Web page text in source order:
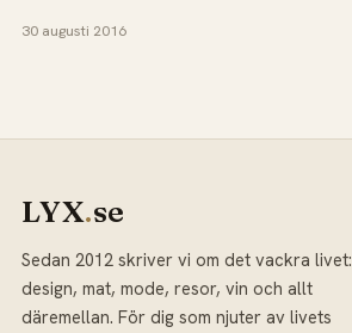
30 augusti 2016
LYX.se
Sedan 2012 skriver vi om det vackra livet:
design, mat, mode, resor, vin och allt
däremellan. För dig som njuter av livets